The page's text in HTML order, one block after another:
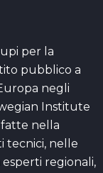
per la
pubblico a
negli
Institute
nella
tecnici, nelle
regionali,